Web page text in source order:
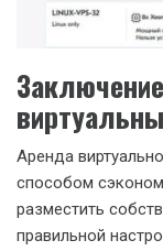
Аренда
способом
разместить
правильной